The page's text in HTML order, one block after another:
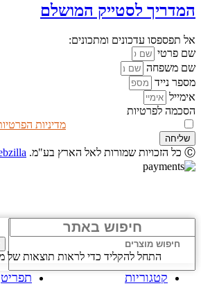
המדריך לסטייק המושלם
אל תפספסו עדכונים ומתכונים:
שם פרטי
שם משפחה
מספר נייד
אימייל
הסכמה לפרטיות
מדיניות
שליחה
Ⓒ כל הזכויות שמורות לאל הארץ בע"מ. Produced by
התחל להקליד כדי לראות תוצאות
תפריט קטגוריות